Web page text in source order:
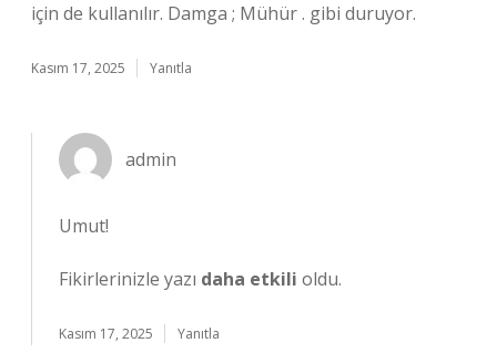
için de kullanılır. Damga ; Mühür . gibi duruyor.
Kasım 17, 2025 Yanıtla
admin
Umut!
Fikirlerinizle yazı daha etkili oldu.
Kasım 17, 2025 Yanıtla